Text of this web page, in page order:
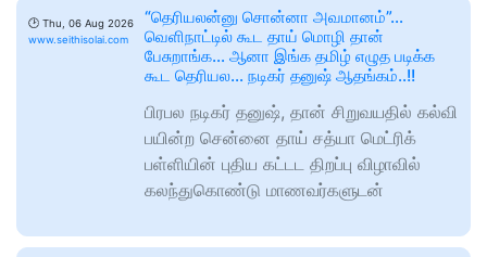
🕑 Thu, 06 Aug 2026
www.seithisolai.com
“தெரியலன்னு சொன்னா அவமானம்”…
வெளிநாட்டில் கூட தாய் மொழி தான்
பேசுறாங்க… ஆனா இங்க தமிழ் எழுத படிக்க
கூட தெரியல… நடிகர் தனுஷ் ஆதங்கம்..!!
பிரபல நடிகர் தனுஷ், தான் சிறுவயதில் கல்வி
பயின்ற சென்னை தாய் சத்யா மெட்ரிக்
பள்ளியின் புதிய கட்டட திறப்பு விழாவில்
கலந்துகொண்டு மாணவர்களுடன்